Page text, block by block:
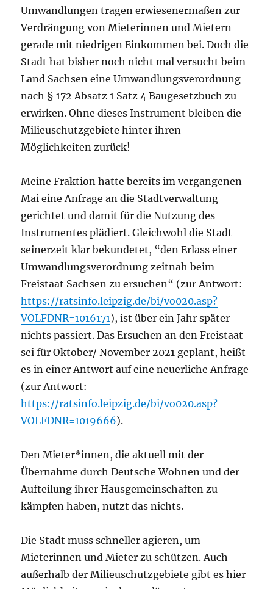
Umwandlungen tragen erwiesenermaßen zur
Verdrängung von Mieterinnen und Mietern
gerade mit niedrigen Einkommen bei. Doch die
Stadt hat bisher noch nicht mal versucht beim
Land Sachsen eine Umwandlungsverordnung
nach § 172 Absatz 1 Satz 4 Baugesetzbuch zu
erwirken. Ohne dieses Instrument bleiben die
Milieuschutzgebiete hinter ihren
Möglichkeiten zurück!
Meine Fraktion hatte bereits im vergangenen
Mai eine Anfrage an die Stadtverwaltung
gerichtet und damit für die Nutzung des
Instrumentes plädiert. Gleichwohl die Stadt
seinerzeit klar bekundetet, “den Erlass einer
Umwandlungsverordnung zeitnah beim
Freistaat Sachsen zu ersuchen“ (zur Antwort:
https://ratsinfo.leipzig.de/bi/vo020.asp?
VOLFDNR=1016171), ist über ein Jahr später
nichts passiert.Das Ersuchen an den Freistaat
sei für Oktober/ November 2021 geplant, heißt
es in einer Antwort auf eine neuerliche Anfrage
(zur Antwort:
https://ratsinfo.leipzig.de/bi/vo020.asp?
VOLFDNR=1019666).
Den Mieter*innen, die aktuell mit der
Übernahme durch Deutsche Wohnen und der
Aufteilung ihrer Hausgemeinschaften zu
kämpfen haben, nutzt das nichts.
Die Stadt muss schneller agieren, um
Mieterinnen und Mieter zu schützen. Auch
außerhalb der Milieuschutzgebiete gibt es hier